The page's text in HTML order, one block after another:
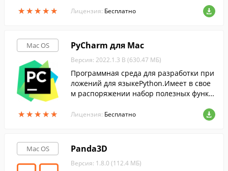
★★★★★
★★★★★ Лицензия: Бесплатно
Mac OS
★★★★★
★★★★★
PyCharm для Mac
Версия: 2022.1.3 B (630.47 МБ)
Программная среда для разработки при
ложений для языкеPython.Имеет в свое
м распоряжении набор полезных функц
истемы управления версиями.
Лицензия: Бесплатно
Mac OS Panda3D
Версия: 1.8.0 (112.4 МБ)